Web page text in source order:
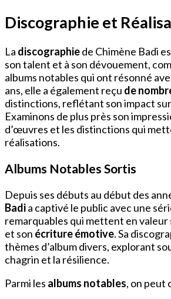
Discographie et
La discographiede Chimène Badi
son talent et à son dévouement,
albums notables qui ont résonné
ans, elle a également reçu de
distinctions, reflétant son impact
Examinons de plus près son
d’œuvres et les distinctions qui
réalisations.
Albums Notables Sortis
Depuis ses débuts au début des
Badia captivé le public avec une
remarquables qui mettent en valeur
et son écriture émotive. Sa
thèmes d’album divers, explorant
chagrin et la résilience.
Parmi les albums notables, on peut